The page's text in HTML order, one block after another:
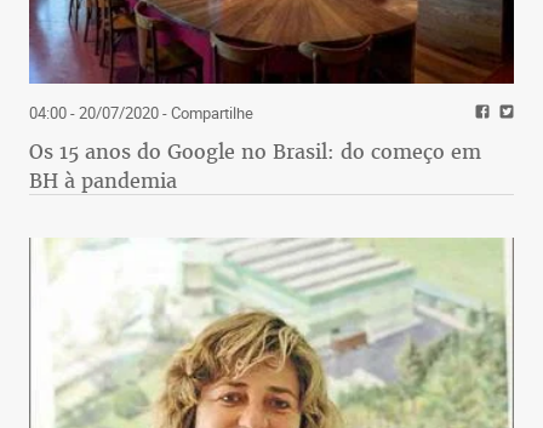
04:00 - 20/07/2020- Compartilhe
Os 15 anos do Google no Brasil: do começo em
BH à pandemia